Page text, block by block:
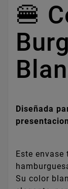
🍔
Diseñada
Este
Su color